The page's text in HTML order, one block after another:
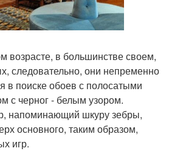
возрасте, в большинстве своем,
следовательно, они непременно
в поиске обоев с полосатыми
с черног - белым узором.
напоминающий шкуру зебры,
основного, таким образом,
игр.